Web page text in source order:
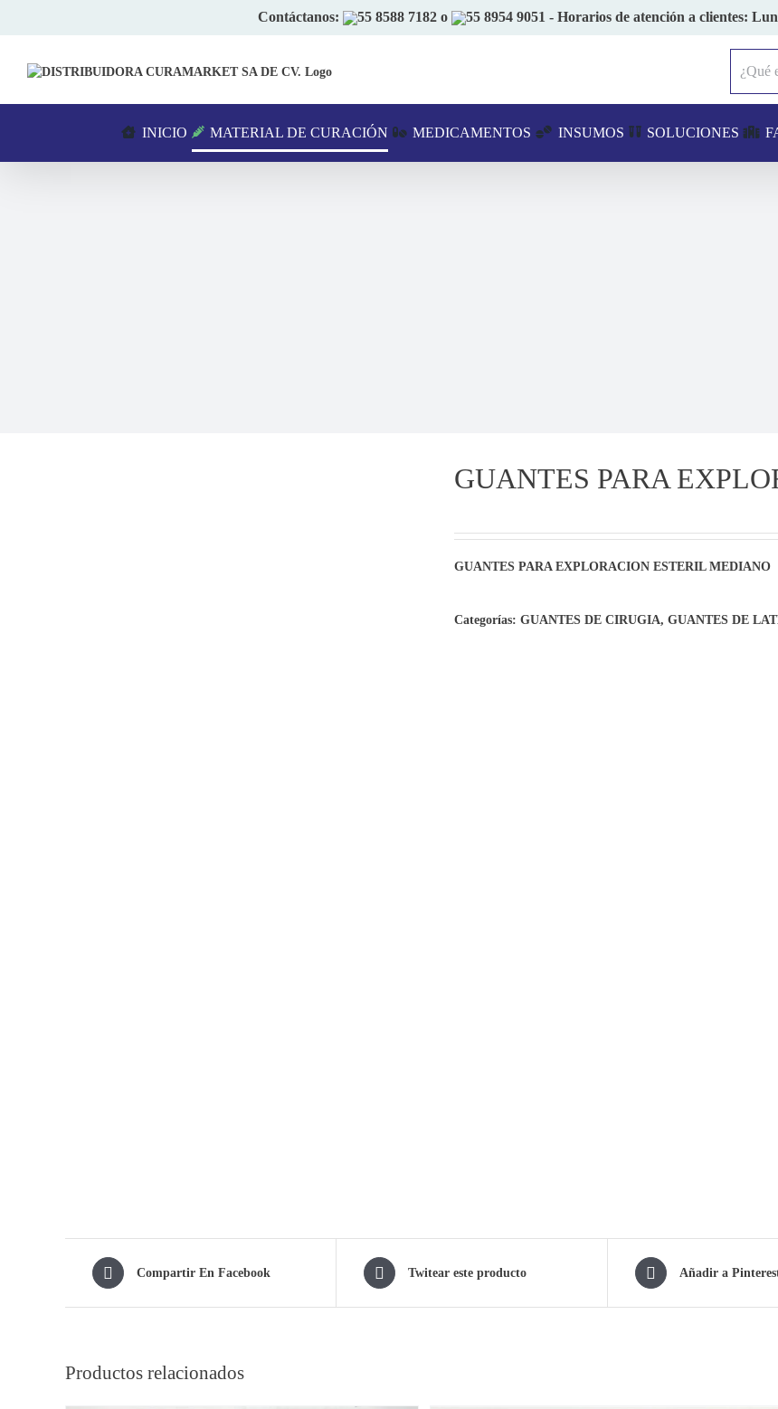
Contáctanos: 55 8588 7182o 55 8954 9051 - Horarios de atención a clientes:
INICIO MATERIAL DE CURACIÓN MEDICAMENTOS INSUMOS SOLUCIONES
GUANTES PARA
GUANTES PARA EXPLORACION ESTERIL MEDIANO
Categorías: GUANTES DE CIRUGIA, GUANTES DE
Compartir En Facebook Twitear este producto Añadir a
Productos relacionados